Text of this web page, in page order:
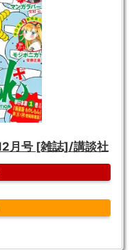
月号 [雑誌]/講談社